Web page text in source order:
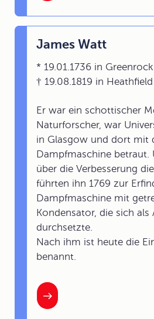
James Watt
* 19.01.1736 in
† 19.08.1819 in
Er war ein schottischer
Naturforscher, war
in Glasgow und dort mit
Dampfmaschine betraut.
über die Verbesserung
führten ihn 1769 zur
Dampfmaschine mit
Kondensator, die sich als
durchsetzte.
Nach ihm ist heute die
benannt.